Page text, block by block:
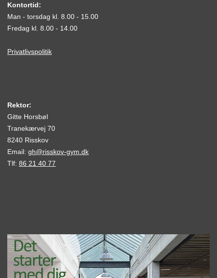
Kontortid:
Man - torsdag kl. 8.00 - 15.00
Fredag kl. 8.00 - 14.00
Privatlivspolitik
Rektor:
Gitte Horsbøl
Tranekærvej 70
8240 Risskov
Email: gh@risskov-gym.dk
Tlf: 86 21 40 77